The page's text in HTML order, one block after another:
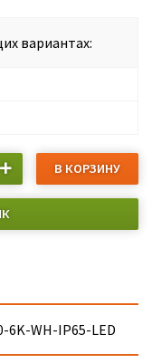
вариантах:
В КОРЗИНУ
WH-IP65-LED